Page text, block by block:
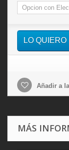
LO QUIERO
Añadir a
MÁS